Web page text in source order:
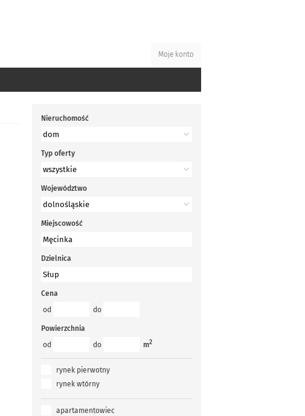
Moje konto
Nieruchomość
Typ oferty
Województwo
Miejscowość
Dzielnica
Cena
od
do
Powierzchnia
od
do m2
rynek pierwotny
rynek wtórny
apartamentowiec